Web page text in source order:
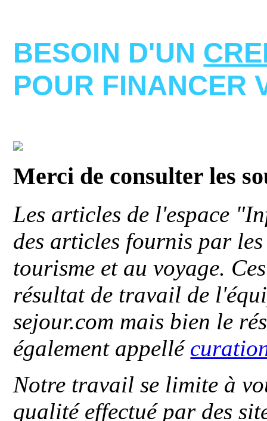
BESOIN D'UN
POUR FINANCER
Merci de consulter les
Les articles de l'espace
des articles fournis par
tourisme et au voyage.
résultat de travail de
sejour.com mais bien le
également appellé
Notre travail se limite à
qualité effectué par des